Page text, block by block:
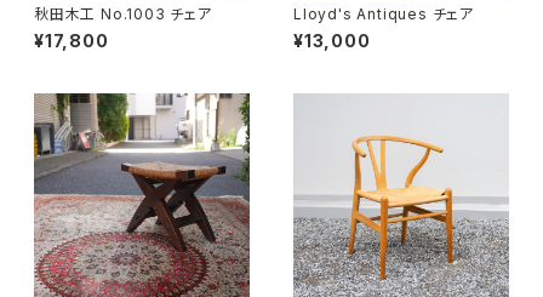
秋田木工 No.1003 チェア
¥17,800
Lloyd's Antiques チェア
¥13,000